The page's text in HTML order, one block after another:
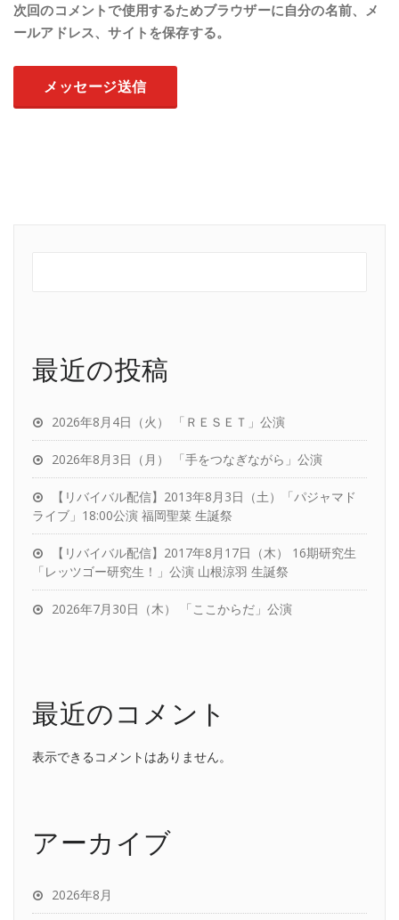
次回のコメントで使用するためブラウザーに自分の名前、メ
ールアドレス、サイトを保存する。
最近の投稿
2026年8月4日（火） 「ＲＥＳＥＴ」公演
2026年8月3日（月） 「手をつなぎながら」公演
【リバイバル配信】2013年8月3日（土）「パジャマド
ライブ」18:00公演 福岡聖菜 生誕祭
【リバイバル配信】2017年8月17日（木） 16期研究生
「レッツゴー研究生！」公演 山根涼羽 生誕祭
2026年7月30日（木） 「ここからだ」公演
最近のコメント
表示できるコメントはありません。
アーカイブ
2026年8月